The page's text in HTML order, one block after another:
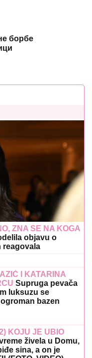
борбе
ZNA SE NA KOGA
objavu o
reagovala
I KATARINA
Supruga pevača
luksuzu se
bazen
KOJU JE UBIO
živela u Domu,
sina, a on je